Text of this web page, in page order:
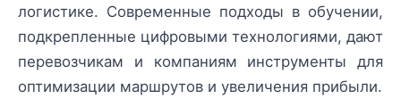
логистике. Современные подходы в обучении,
подкрепленные цифровыми технологиями, дают
перевозчикам и компаниям инструменты для
оптимизации маршрутов и увеличения прибыли.